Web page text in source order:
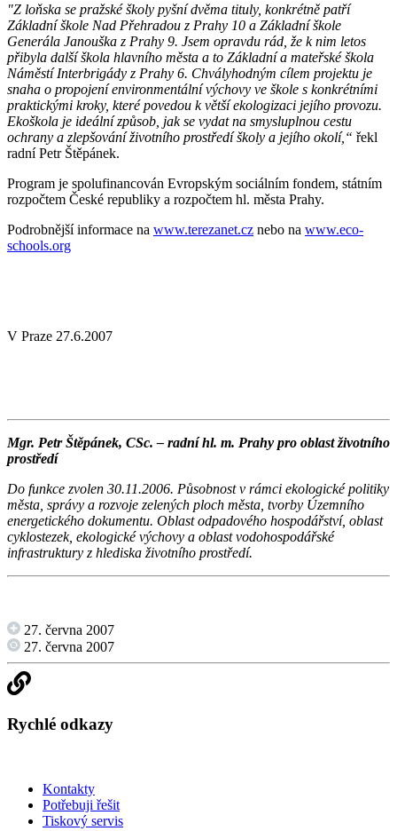
"Z loňska se pražské školy pyšní dvěma tituly, konkrétně patří
Základní škole Nad Přehradou z Prahy 10 a Základní škole
Generála Janouška z Prahy 9. Jsem opravdu rád, že k nim letos
přibyla další škola hlavního města a to Základní a mateřské škola
Náměstí Interbrigády z Prahy 6. Chvályhodným cílem projektu je
snaha o propojení environmentální výchovy ve škole s konkrétními
praktickými kroky, které povedou k větší ekologizaci jejího provozu.
Ekoškola je ideální způsob, jak se vydat na smysluplnou cestu
ochrany a zlepšování životního prostředí školy a jejího okolí,“ řekl
radní Petr Štěpánek.
Program je spolufinancován Evropským sociálním fondem, státním
rozpočtem České republiky a rozpočtem hl. města Prahy.
Podrobnější informace na www.terezanet.cz nebo na www.eco-
schools.org
V Praze 27.6.2007
Mgr. Petr Štěpánek, CSc. – radní hl. m. Prahy pro oblast životního
prostředí
Do funkce zvolen 30.11.2006. Působnost v rámci ekologické politiky
města, správy a rozvoje zelených ploch města, tvorby Územního
energetického dokumentu. Oblast odpadového hospodářství, oblast
cyklostezek, ekologické výchovy a oblast vodohospodářské
infrastruktury z hlediska životního prostředí.
27. června 2007
27. června 2007
Rychlé odkazy
Kontakty
Potřebuji řešit
Tiskový servis